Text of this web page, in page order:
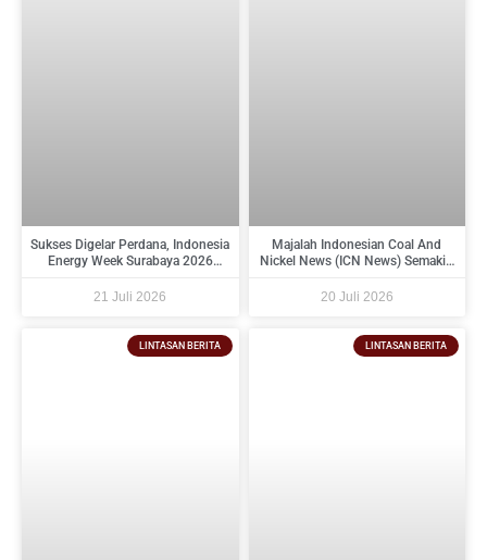
Sukses Digelar Perdana, Indonesia
Energy Week Surabaya 2026
Indonesia Timur dan Siap Kembali
21 Juli 2026
Majalah Indonesian Coal And
Nickel News (ICN News) Semakin
Dan Industri Pendukungnya
20 Juli 2026
LINTASAN BERITA LINTASAN BERITA